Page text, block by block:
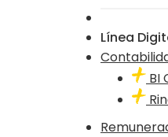
Línea
BI